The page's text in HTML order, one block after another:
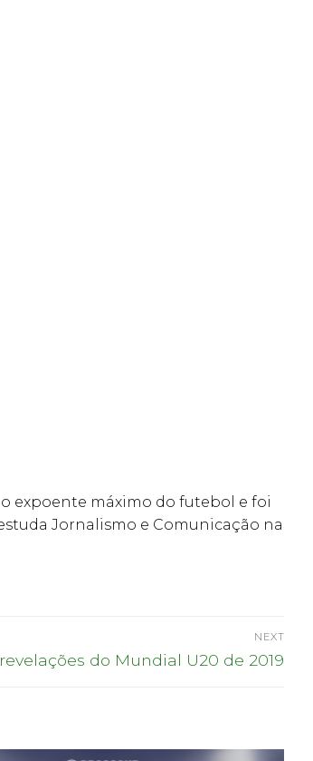
expoente máximo do futebol e foi
Jornalismo e Comunicação na
NEXT
do Mundial U20 de 2019